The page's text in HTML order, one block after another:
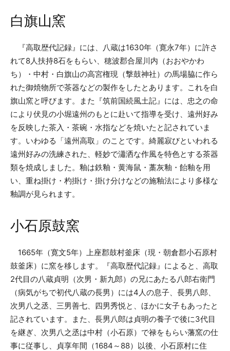
白旗山窯
『高取歴代記録』には、八蔵は1630年（寛永7年）に許さ
れて8人扶持8石をもらい、穂波郡合屋川内（おおやかわ
ち）・中村・白旗山の高宮権現（撃鼓神社）の馬場脇に作ら
れた御焼物所で茶器などの製作をしたとあります。これを白
旗山窯と呼びます。また『筑前国続風土記』には、忠之の命
により伏見の小堀遠州のもとに赴いて指導を受け、遠州好み
を反映した茶入・茶碗・水指などを焼いたと記されていま
す。いわゆる「遠州高取」のことです。綺麗寂びといわれる
遠州好みの洗練された、軽妙で瀟洒な作風を特色とする茶器
類を焼成しました。釉は鉄釉・黄海鼠・藁灰釉・飴釉を用
い、重ね掛け・杓掛け・掛け分けなどの施釉法により多様な
釉調が見られます。
小石原鼓窯
1665年（寛文5年）上座郡鼓村釜床（現・朝倉郡小石原村
鼓釜床）に窯を移します。『高取歴代記録』によると、高取
2代目の八蔵貞明（次男・新九郎）の兄にあたる八郎右衛門
（病気がちで初代八蔵の長男）には4人の息子、長男八郎、
次男八之丞、三男善七、四男秀悦と、ほかに女子もあったと
記されています。また、長男八郎は貞明の養子で後に3代目
を継ぎ、次男八之丞は中村（小石原）で禄をもらい藩窯の仕
事に従事し、貞享年間（1684～88）以後、小石原村に住